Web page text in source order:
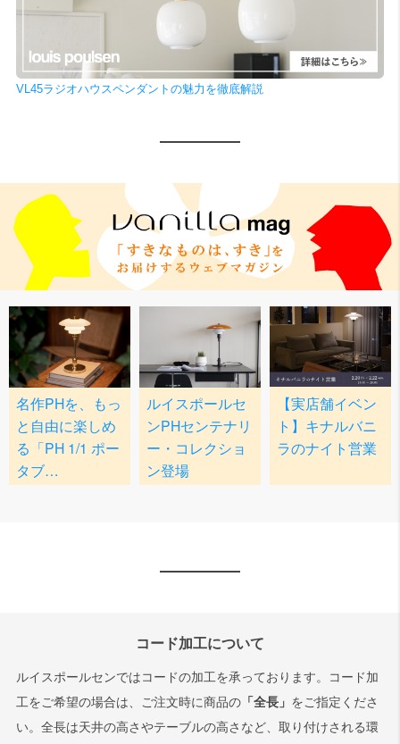
VL45ラジオハウスペンダントの魅力を徹底解説
コード加工について
ルイスポールセンではコードの加工を承っております。コード加
工をご希望の場合は、ご注文時に商品の「全長」 をご指定くださ
い。全長は天井の高さやテーブルの高さなど、取り付けされる環